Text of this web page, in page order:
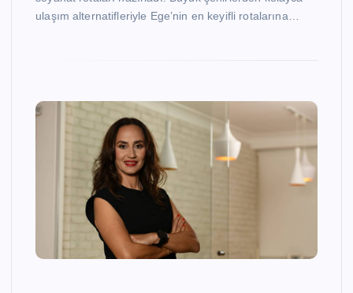
ulaşım alternatifleriyle Ege’nin en keyifli rotalarına…